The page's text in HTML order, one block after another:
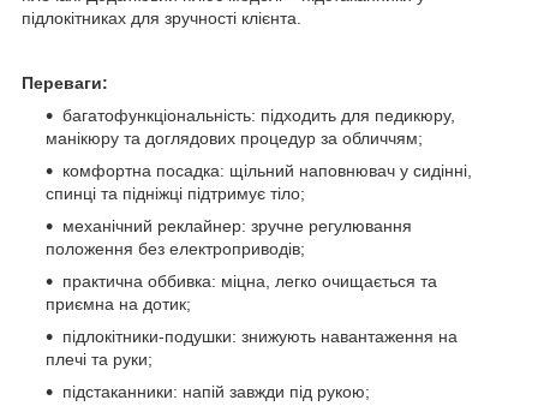
підлокітниках для зручності клієнта.
Переваги:
багатофункціональність: підходить для педикюру,
манікюру та доглядових процедур за обличчям;
комфортна посадка: щільний наповнювач у сидінні,
спинці та підніжці підтримує тіло;
механічний реклайнер: зручне регулювання
положення без електроприводів;
практична оббивка: міцна, легко очищається та
приємна на дотик;
підлокітники-подушки: знижують навантаження на
плечі та руки;
підстаканники: напій завжди під рукою;